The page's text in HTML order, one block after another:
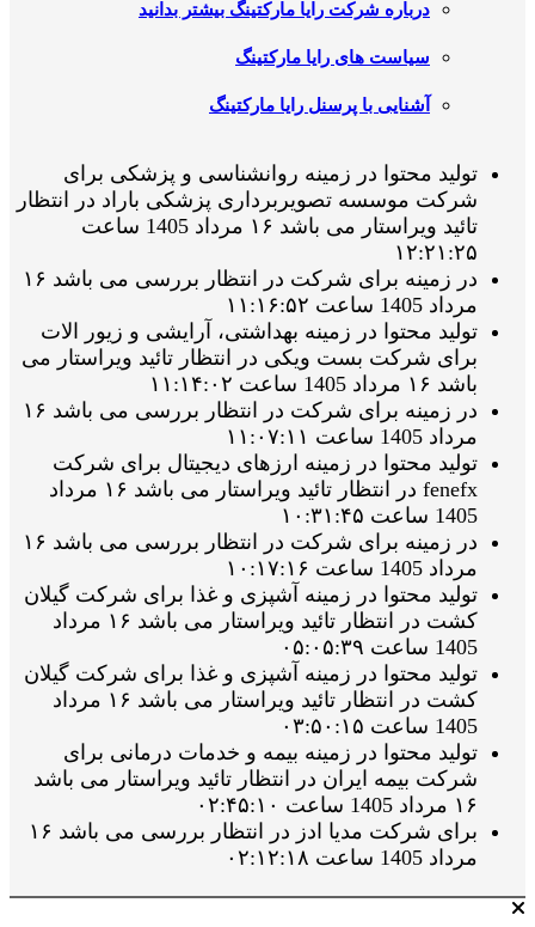
درباره شرکت رایا مارکتینگ بیشتر بدانید
سیاست های رایا مارکتینگ
آشنایی با پرسنل رایا مارکتینگ
تولید محتوا در زمینه روانشناسی و پزشکی برای
شرکت موسسه تصویربرداری پزشکی باراد در انتظار
تائید ویراستار می باشد ۱۶ مرداد 1405 ساعت
۱۲:۲۱:۲۵
در زمینه برای شرکت در انتظار بررسی می باشد ۱۶
مرداد 1405 ساعت ۱۱:۱۶:۵۲
تولید محتوا در زمینه بهداشتی، آرایشی و زیور الات
برای شرکت بست ویکی در انتظار تائید ویراستار می
باشد ۱۶ مرداد 1405 ساعت ۱۱:۱۴:۰۲
در زمینه برای شرکت در انتظار بررسی می باشد ۱۶
مرداد 1405 ساعت ۱۱:۰۷:۱۱
تولید محتوا در زمینه ارزهای دیجیتال برای شرکت
fenefx در انتظار تائید ویراستار می باشد ۱۶ مرداد
1405 ساعت ۱۰:۳۱:۴۵
در زمینه برای شرکت در انتظار بررسی می باشد ۱۶
مرداد 1405 ساعت ۱۰:۱۷:۱۶
تولید محتوا در زمینه آشپزی و غذا برای شرکت گیلان
کشت در انتظار تائید ویراستار می باشد ۱۶ مرداد
1405 ساعت ۰۵:۰۵:۳۹
تولید محتوا در زمینه آشپزی و غذا برای شرکت گیلان
کشت در انتظار تائید ویراستار می باشد ۱۶ مرداد
1405 ساعت ۰۳:۵۰:۱۵
تولید محتوا در زمینه بیمه و خدمات درمانی برای
شرکت بیمه ایران در انتظار تائید ویراستار می باشد
۱۶ مرداد 1405 ساعت ۰۲:۴۵:۱۰
برای شرکت مدیا ادز در انتظار بررسی می باشد ۱۶
مرداد 1405 ساعت ۰۲:۱۲:۱۸